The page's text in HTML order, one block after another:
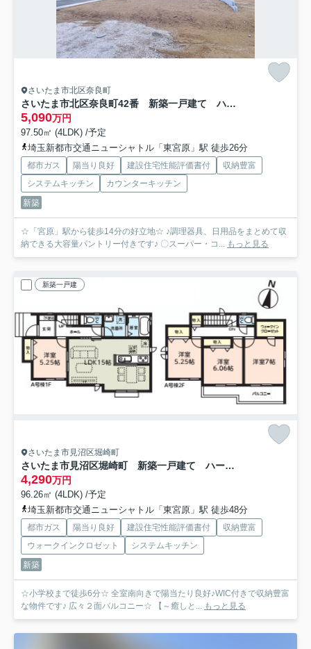
さいたま市北区奈良町
さいたま市北区奈良町42番 新築一戸建て ハートフルタウン A
5,090万円
97.50㎡ (4LDK) /予定
埼玉新都市交通ニューシャトル「東宮原」駅 徒歩26分
都市ガス 陽当り良好 建設住宅性能評価書付
収納豊富
システムキッチン
カウンターキッチン
新築
☆「宮原」駅から徒歩14分の好立地☆ ♪調理器具、日用品をまとめて収
納できる大容量パントリー付きです♪ 〇スーパー・コ... もっと見る
新築一戸建
さいたま市見沼区堀崎町
さいたま市見沼区堀崎町 新築一戸建て ハートフルタウン A
4,290万円
96.26㎡ (4LDK) /予定
埼玉新都市交通ニューシャトル「東宮原」駅 徒歩48分
都市ガス 陽当り良好 建設住宅性能評価書付
収納豊富
ウォークインクロゼット
システムキッチン
新築
☆小学校まで徒歩6分☆ 全室南向きで陽当たり良好♪WIC付きで収納豊富
な物件です♪ 広々２面バルコニー☆ 【～癒しと... もっと見る